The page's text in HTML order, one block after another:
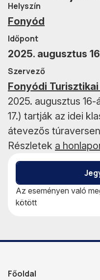
Helyszín
Fonyód
Időpont
2025. augusztus
Szervező
Fonyódi
2025. augusztus
17.) tartják az idei
átevezős
Részletek a
Az eseményen való
kötött
Főoldal